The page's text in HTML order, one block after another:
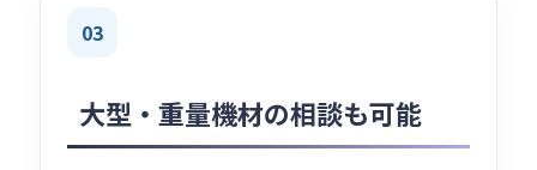
03
大型・重量機材の相談も可能